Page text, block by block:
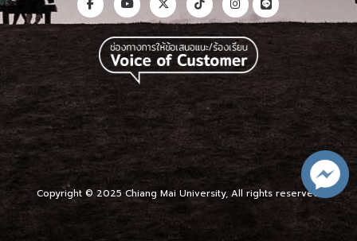
Copyright © 2025 Chiang Mai University, All rights reserved.